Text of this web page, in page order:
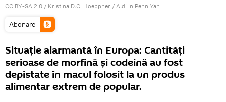
CC BY-SA 2.0 / Kristina D.C. Hoeppner / Aldi in Penn Yan
Abonare
Situație alarmantă în Europa: Cantități
serioase de morfină și codeină au fost
depistate în macul folosit la un produs
alimentar extrem de popular.